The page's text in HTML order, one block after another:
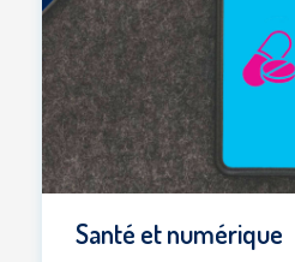
Santé et numérique